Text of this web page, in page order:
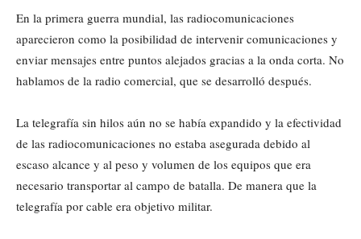
En la primera guerra mundial, las radiocomunicaciones
aparecieron como la posibilidad de intervenir comunicaciones y
enviar mensajes entre puntos alejados gracias a la onda corta. No
hablamos de la radio comercial, que se desarrolló después.
La telegrafía sin hilos aún no se había expandido y la efectividad
de las radiocomunicaciones no estaba asegurada debido al
escaso alcance y al peso y volumen de los equipos que era
necesario transportar al campo de batalla. De manera que la
telegrafía por cable era objetivo militar.